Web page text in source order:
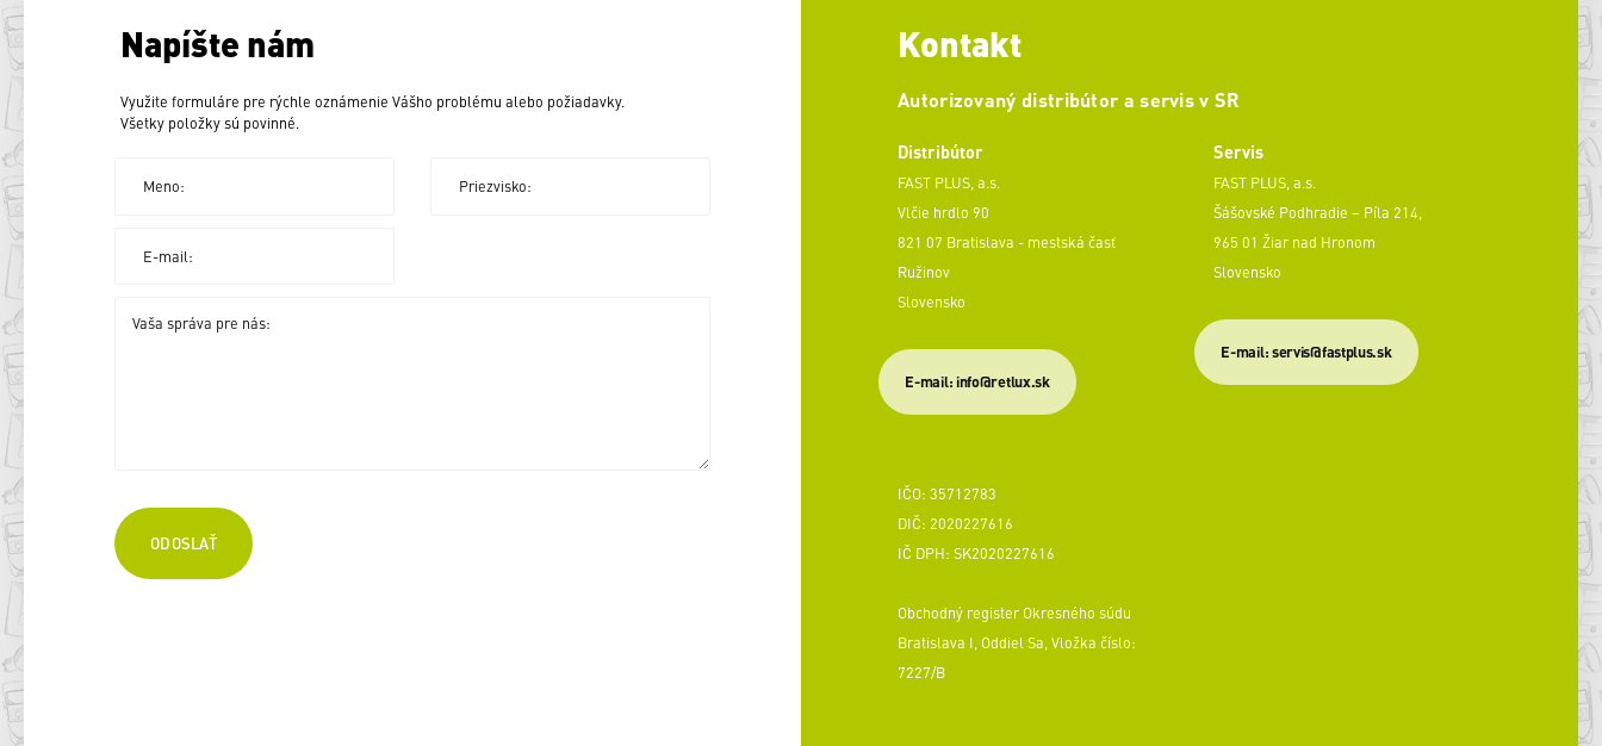
Napíšte nám
Využite formuláre pre rýchle oznámenie Vášho problému alebo požiadavky.
Všetky položky sú povinné.
Kontakt
Autorizovaný distribútor a servis v SR
Distribútor
FAST PLUS, a.s.
Vlčie hrdlo 90
821 07 Bratislava - mestská časť
Ružinov
Slovensko
E-mail: info@retlux.sk
IČO: 35712783
DIČ: 2020227616
IČ DPH: SK2020227616
Obchodný register Okresného súdu
Bratislava I, Oddiel Sa, Vložka číslo:
7227/B
Servis
FAST PLUS, a.s.
Šášovské Podhradie – Píla 214,
965 01 Žiar nad Hronom
Slovensko
​E-mail: servis@fastplus.sk